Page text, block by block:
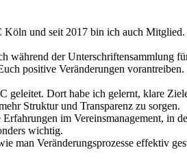
und seit 2017 bin ich auch Mitglied.
während der Unterschriftensammlung
positive Veränderungen vorantreiben.
Dort habe ich gelernt, klare
Struktur und Transparenz zu sorgen.
im Vereinsmanagement, in
wichtig.
man Veränderungsprozesse effektiv